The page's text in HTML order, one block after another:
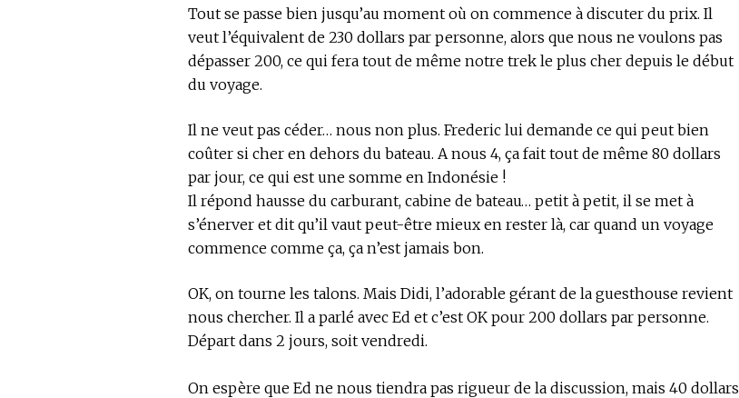
Tout se passe bien jusqu’au moment où on commence à discuter du prix. Il
veut l’équivalent de 230 dollars par personne, alors que nous ne voulons pas
dépasser 200, ce qui fera tout de même notre trek le plus cher depuis le début
du voyage.
Il ne veut pas céder… nous non plus. Frederic lui demande ce qui peut bien
coûter si cher en dehors du bateau. A nous 4, ça fait tout de même 80 dollars
par jour, ce qui est une somme en Indonésie !
Il répond hausse du carburant, cabine de bateau… petit à petit, il se met à
s’énerver et dit qu’il vaut peut-être mieux en rester là, car quand un voyage
commence comme ça, ça n’est jamais bon.
OK, on tourne les talons. Mais Didi, l’adorable gérant de la guesthouse revient
nous chercher. Il a parlé avec Ed et c’est OK pour 200 dollars par personne.
Départ dans 2 jours, soit vendredi.
On espère que Ed ne nous tiendra pas rigueur de la discussion, mais 40 dollars